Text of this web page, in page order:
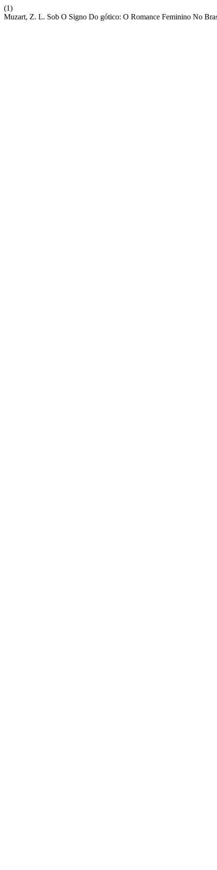
(1)
Muzart, Z. L. Sob O Signo Do gótico: O Romance Feminino No